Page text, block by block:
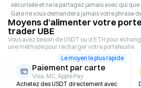
sécurisée et ne la partagez jamais avec qui
Gate ne vous demandera jamais votre phrase
Moyens d’alimenter votre
trader UBE
Vous avez besoin de USDT ou d’ETH pour
une méthode pour recharger votre portefeuille.
Le moyen le plus rapide
Paiement par carte
Visa, MC, Apple Pay
Achetez des USDT directement avec